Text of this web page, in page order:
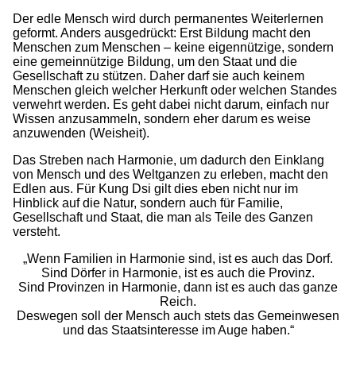
Der edle Mensch wird durch permanentes Weiterlernen
geformt. Anders ausgedrückt: Erst Bildung macht den
Menschen zum Menschen – keine eigennützige, sondern
eine gemeinnützige Bildung, um den Staat und die
Gesellschaft zu stützen. Daher darf sie auch keinem
Menschen gleich welcher Herkunft oder welchen Standes
verwehrt werden. Es geht dabei nicht darum, einfach nur
Wissen anzusammeln, sondern eher darum es weise
anzuwenden (Weisheit).
Das Streben nach Harmonie, um dadurch den Einklang
von Mensch und des Weltganzen zu erleben, macht den
Edlen aus. Für Kung Dsi gilt dies eben nicht nur im
Hinblick auf die Natur, sondern auch für Familie,
Gesellschaft und Staat, die man als Teile des Ganzen
versteht.
„Wenn Familien in Harmonie sind, ist es auch das Dorf.
Sind Dörfer in Harmonie, ist es auch die Provinz.
Sind Provinzen in Harmonie, dann ist es auch das ganze
Reich.
Deswegen soll der Mensch auch stets das Gemeinwesen
und das Staatsinteresse im Auge haben.“